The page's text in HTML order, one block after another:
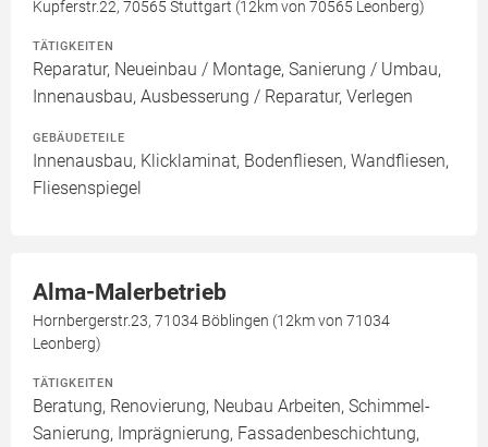
Kupferstr.22, 70565 Stuttgart (12km von 70565 Leonberg)
TÄTIGKEITEN
Reparatur, Neueinbau / Montage, Sanierung / Umbau,
Innenausbau, Ausbesserung / Reparatur, Verlegen
GEBÄUDETEILE
Innenausbau, Klicklaminat, Bodenfliesen, Wandfliesen,
Fliesenspiegel
Alma-Malerbetrieb
Hornbergerstr.23, 71034 Böblingen (12km von 71034
Leonberg)
TÄTIGKEITEN
Beratung, Renovierung, Neubau Arbeiten, Schimmel-
Sanierung, Imprägnierung, Fassadenbeschichtung,